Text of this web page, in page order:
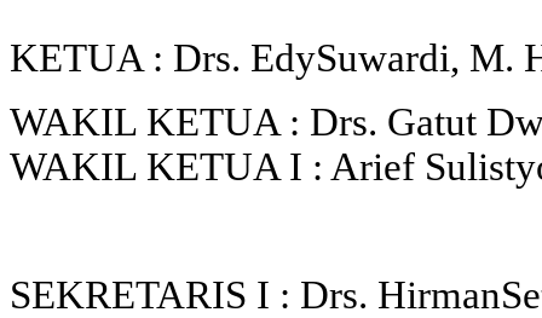
KETUA : Drs. EdySuwardi, M.
WAKIL KETUA : Drs. Gatut
WAKIL KETUA I : Arief
SEKRETARIS I : Drs.